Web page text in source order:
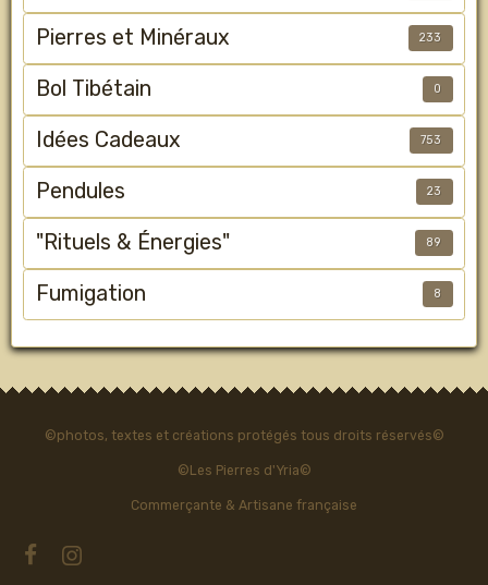
Pierres et Minéraux 233
Bol Tibétain 0
Idées Cadeaux 753
Pendules 23
"Rituels & Énergies" 89
Fumigation 8
©photos, textes et créations protégés tous droits réservés©
©Les Pierres d'Yria©
Commerçante & Artisane française